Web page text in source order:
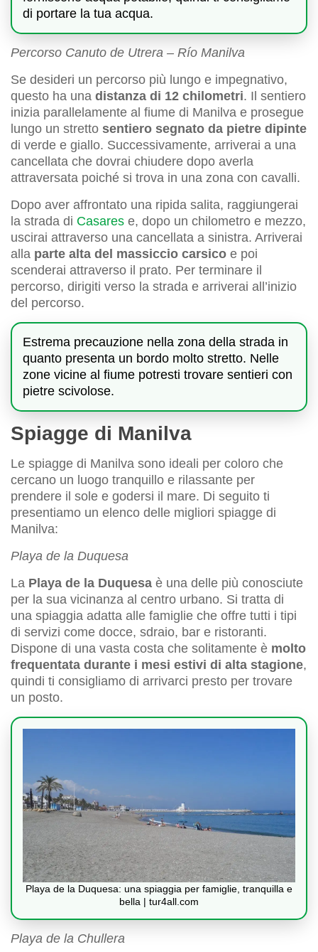
di portare la tua acqua.
Percorso Canuto de Utrera – Río Manilva
Se desideri un percorso più lungo e impegnativo,
questo ha una distanza di 12 chilometri. Il sentiero
inizia parallelamente al fiume di Manilva e prosegue
lungo un stretto sentiero segnato da pietre dipinte
di verde e giallo. Successivamente, arriverai a una
cancellata che dovrai chiudere dopo averla
attraversata poiché si trova in una zona con cavalli.
Dopo aver affrontato una ripida salita, raggiungerai
la strada di Casares e, dopo un chilometro e mezzo,
uscirai attraverso una cancellata a sinistra. Arriverai
alla parte alta del massiccio carsico e poi
scenderai attraverso il prato. Per terminare il
percorso, dirigiti verso la strada e arriverai all’inizio
del percorso.
Estrema precauzione nella zona della strada in
quanto presenta un bordo molto stretto. Nelle
zone vicine al fiume potresti trovare sentieri con
pietre scivolose.
Spiagge di Manilva
Le spiagge di Manilva sono ideali per coloro che
cercano un luogo tranquillo e rilassante per
prendere il sole e godersi il mare. Di seguito ti
presentiamo un elenco delle migliori spiagge di
Manilva:
Playa de la Duquesa
La Playa de la Duquesa è una delle più conosciute
per la sua vicinanza al centro urbano. Si tratta di
una spiaggia adatta alle famiglie che offre tutti i tipi
di servizi come docce, sdraio, bar e ristoranti.
Dispone di una vasta costa che solitamente è molto
frequentata durante i mesi estivi di alta stagione,
quindi ti consigliamo di arrivarci presto per trovare
un posto.
Playa de la Duquesa: una spiaggia per famiglie, tranquilla e
bella | tur4all.com
Playa de la Chullera